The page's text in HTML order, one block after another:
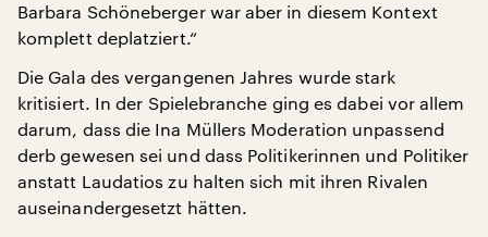
Barbara Schöneberger war aber in diesem Kontext
komplett deplatziert.“
Die Gala des vergangenen Jahres wurde stark
kritisiert. In der Spielebranche ging es dabei vor allem
darum, dass die Ina Müllers Moderation unpassend
derb gewesen sei und dass Politikerinnen und Politiker
anstatt Laudatios zu halten sich mit ihren Rivalen
auseinandergesetzt hätten.